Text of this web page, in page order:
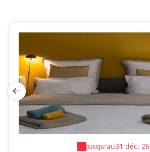
Jusqu'au31 déc. 26
Jusqu'au31 déc. 26